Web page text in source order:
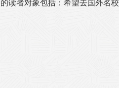
读者对象包括：希望去国外名